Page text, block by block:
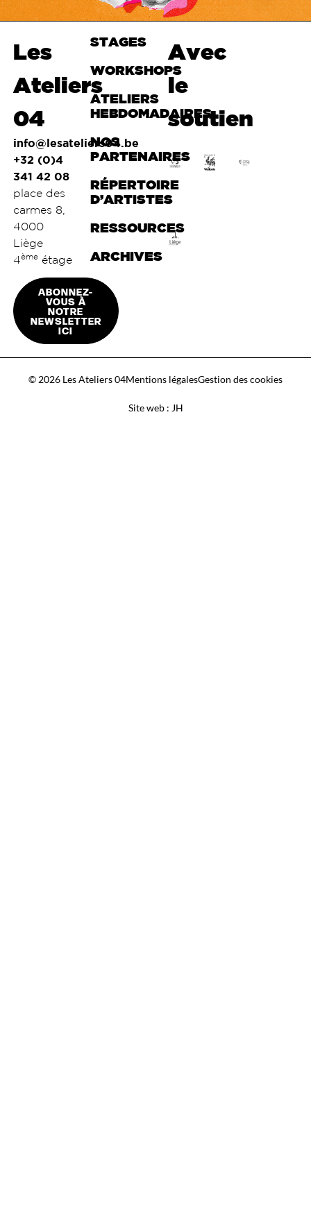
Les
Ateliers
04
info@lesateliers04.be
+32 (0)4
341 42 08
place des
carmes 8,
4000
Liège
4èmeétage
ABONNEZ-
VOUS À
NOTRE
NEWSLETTER
ICI
STAGES
WORKSHOPS
ATELIERS
HEBDOMADAIRES
NOS
PARTENAIRES
RÉPERTOIRE
D’ARTISTES
RESSOURCES
ARCHIVES
Avec
le
soutien
© 2026 Les Ateliers 04Mentions légalesGestion des cookies
Site web : JH